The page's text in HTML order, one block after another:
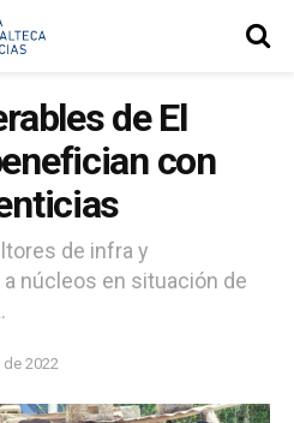
de El
con
de infra y
núcleos en situación de
2022